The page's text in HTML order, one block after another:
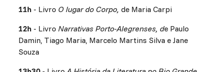
11h- Livro O lugar do Corpo, de Maria Carpi
12h - Livro Narrativas Porto-Alegrenses, de Paulo
Damin, Tiago Maria, Marcelo Martins Silva e Jane
Souza